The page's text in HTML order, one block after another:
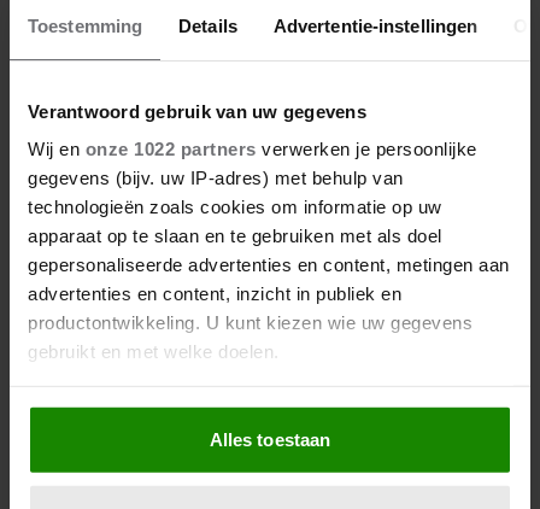
Toestemming Details Advertentie-instellingen
Verantwoord gebruik van uw gegevens
Wij en onze 1022 partners verwerken je persoonlijke
gegevens (bijv. uw IP-adres) met behulp van
technologieën zoals cookies om informatie op uw
apparaat op te slaan en te gebruiken met als doel
gepersonaliseerde advertenties en content, metingen aan
advertenties en content, inzicht in publiek en
productontwikkeling. U kunt kiezen wie uw gegevens
gebruikt en met welke doelen.
Als u het toestaat, willen we ook graag:
Informatie verzamelen over uw geografische
locatie, die tot een paar meter nauwkeurig kan zijn
Alles toestaan
18 december 2025